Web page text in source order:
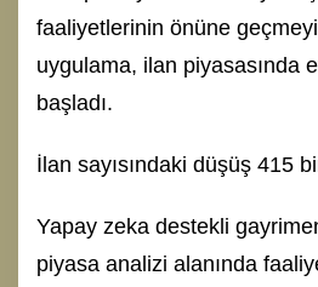
faaliyetlerinin önüne
uygulama, ilan piyasasında
başladı.
İlan sayısındaki düşüş 415
Yapay zeka destekli
piyasa analizi alanında